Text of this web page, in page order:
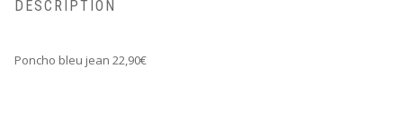
DESCRIPTION
Poncho bleu jean 22,90€